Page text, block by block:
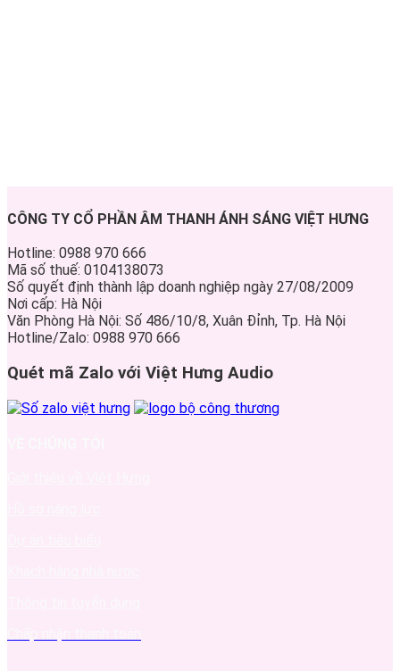
CÔNG TY CỔ PHẦN ÂM THANH ÁNH SÁNG VIỆT HƯNG
Hotline: 0988 970 666
Mã số thuế: 0104138073
Số quyết định thành lập doanh nghiệp ngày 27/08/2009
Nơi cấp: Hà Nội
Văn Phòng Hà Nội: Số 486/10/8, Xuân Đỉnh, Tp. Hà Nội
Hotline/Zalo: 0988 970 666
Quét mã Zalo với Việt Hưng Audio